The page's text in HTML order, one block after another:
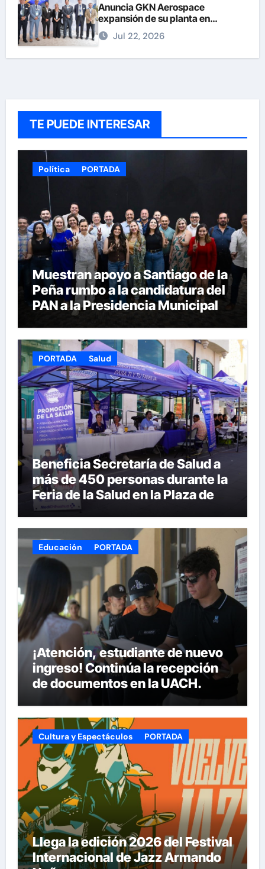
Anuncia GKN Aerospace
expansión de su planta en
Chihuahua
Jul 22, 2026
TE PUEDE INTERESAR
Política PORTADA
Muestran apoyo a Santiago de la
Peña rumbo a la candidatura del
PAN a la Presidencia Municipal
PORTADA Salud
Beneficia Secretaría de Salud a
más de 450 personas durante la
Feria de la Salud en la Plaza de
Armas
Educación PORTADA
¡Atención, estudiante de nuevo
ingreso! Continúa la recepción
de documentos en la UACH.
Cultura y Espectáculos PORTADA
Llega la edición 2026 del Festival
Internacional de Jazz Armando